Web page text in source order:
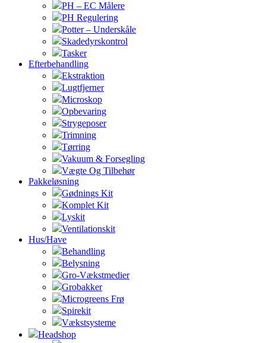
PH – EC Målere
PH Regulering
Potter – Underskåle
Skadedyrskontrol
Tasker
Efterbehandling
Ekstraktion
Lugtfjerner
Microskop
Opbevaring
Strygeposer
Trimning
Tørring
Vakuum & Forsegling
Vægte Og Tilbehør
Pakkeløsning
Gødnings Kit
Komplet Kit
Lyskit
Ventilationskit
Hus/Have
Behandling
Belysning
Gro-Vækstmedier
Grobakker
Microgreens Frø
Spirekit
Vækstsysteme
Headshop